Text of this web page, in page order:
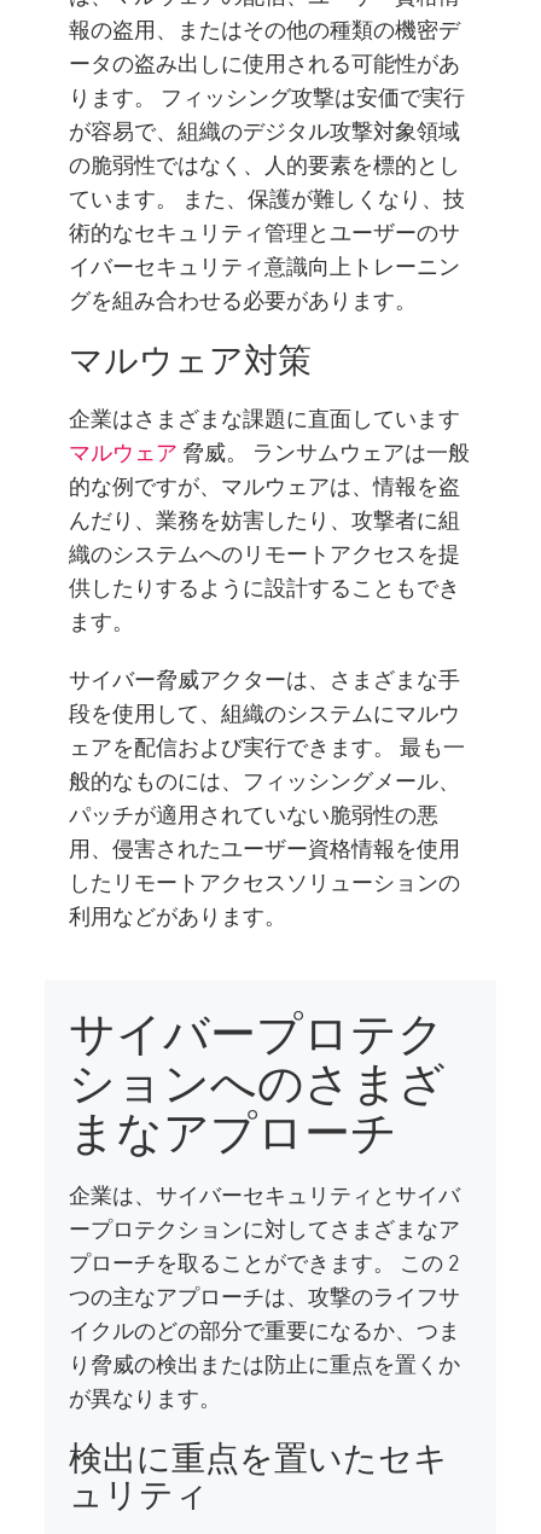
報の盗用、またはその他の種類の機密デ
ータの盗み出しに使用される可能性があ
ります。 フィッシング攻撃は安価で実行
が容易で、組織のデジタル攻撃対象領域
の脆弱性ではなく、人的要素を標的とし
ています。 また、保護が難しくなり、技
術的なセキュリティ管理とユーザーのサ
イバーセキュリティ意識向上トレーニン
グを組み合わせる必要があります。
マルウェア対策
企業はさまざまな課題に直面しています
マルウェア 脅威。 ランサムウェアは一般
的な例ですが、マルウェアは、情報を盗
んだり、業務を妨害したり、攻撃者に組
織のシステムへのリモートアクセスを提
供したりするように設計することもでき
ます。
サイバー脅威アクターは、さまざまな手
段を使用して、組織のシステムにマルウ
ェアを配信および実行できます。 最も一
般的なものには、フィッシングメール、
パッチが適用されていない脆弱性の悪
用、侵害されたユーザー資格情報を使用
したリモートアクセスソリューションの
利用などがあります。
サイバープロテク
ションへのさまざ
まなアプローチ
企業は、サイバーセキュリティとサイバ
ープロテクションに対してさまざまなア
プローチを取ることができます。 この 2
つの主なアプローチは、攻撃のライフサ
イクルのどの部分で重要になるか、つま
り脅威の検出または防止に重点を置くか
が異なります。
検出に重点を置いたセキ
ュリティ